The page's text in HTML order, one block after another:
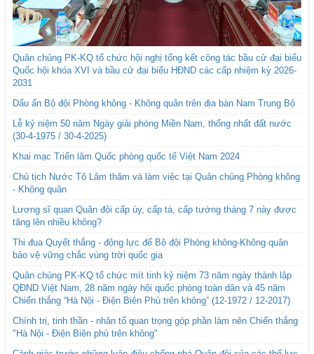
Quân chủng PK-KQ tổ chức hội nghị tổng kết công tác bầu cử đại biểu
Quốc hội khóa XVI và bầu cử đại biểu HĐND các cấp nhiệm kỳ 2026-
2031
Dấu ấn Bộ đội Phòng không - Không quân trên địa bàn Nam Trung Bộ
Lễ kỷ niệm 50 năm Ngày giải phóng Miền Nam, thống nhất đất nước
(30-4-1975 / 30-4-2025)
Khai mạc Triển lãm Quốc phòng quốc tế Việt Nam 2024
Chủ tịch Nước Tô Lâm thăm và làm việc tại Quân chủng Phòng không
- Không quân
Lương sĩ quan Quân đội cấp úy, cấp tá, cấp tướng tháng 7 này được
tăng lên nhiều không?
Thi đua Quyết thắng - động lực để Bộ đội Phòng không-Không quân
bảo vệ vững chắc vùng trời quốc gia
Quân chủng PK-KQ tổ chức mít tinh kỷ niệm 73 năm ngày thành lập
QĐND Việt Nam, 28 năm ngày hội quốc phòng toàn dân và 45 năm
Chiến thắng “Hà Nội - Điện Biên Phủ trên không” (12-1972 / 12-2017)
Chính trị, tinh thần - nhân tố quan trọng góp phần làm nên Chiến thắng
"Hà Nội - Điện Biên phủ trên không"